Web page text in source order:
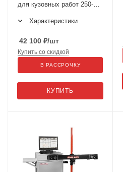
для кузовных работ 250-
Характеристики
42 100 ₽/шт
КУПИТЬ
Купить со скидкой
В РАССРОЧКУ